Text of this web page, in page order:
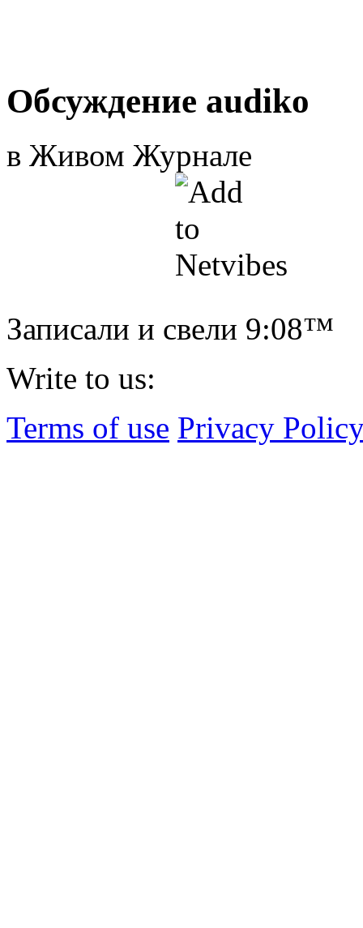
Обсуждение audiko
в Живом Журнале
Записали и свели 9:08™
Write to us:
Terms of use Privacy